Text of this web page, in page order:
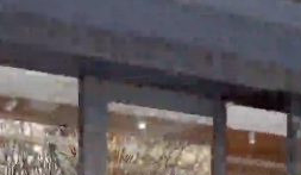
とやりがいについて
織の魅力につ